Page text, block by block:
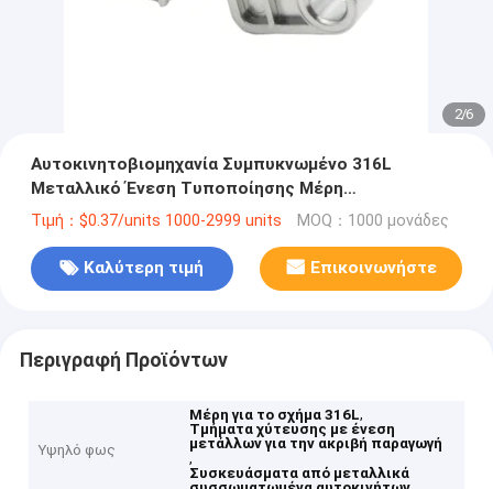
2/6
Αυτοκινητοβιομηχανία Συμπυκνωμένο 316L
Μεταλλικό Ένεση Τυποποίησης Μέρη
Συσκευαστικά Μέρη
Τιμή：$0.37/units 1000-2999 units MOQ：1000 μονάδες
Καλύτερη τιμή Επικοινωνήστε
Περιγραφή Προϊόντων
Υψηλό φως
Μέρη για το σχήμα 316L,
Τμήματα χύτευσης με ένεση
μετάλλων για την ακριβή παραγωγή
,
Συσκευάσματα από μεταλλικά